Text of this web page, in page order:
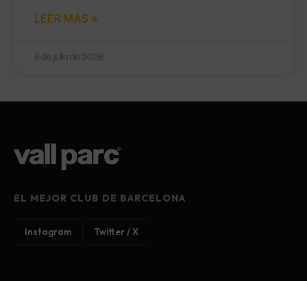
LEER MÁS »
EL MEJOR CLUB DE BARCELONA
Instagram Twitter / X